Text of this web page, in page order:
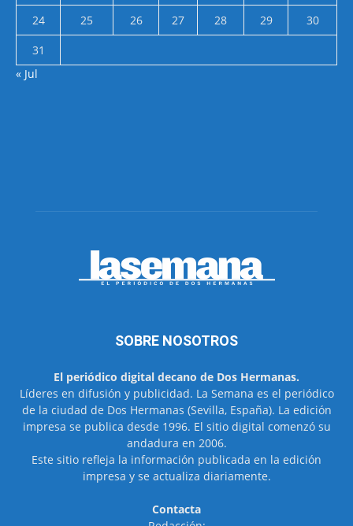
24
25 26 27 28 29
30
31
« Jul
SOBRE NOSOTROS
El periódico digital decano de Dos Hermanas.
Líderes en difusión y publicidad. La Semana es el periódico
de la ciudad de Dos Hermanas (Sevilla, España). La edición
impresa se publica desde 1996. El sitio digital comenzó su
andadura en 2006.
Este sitio refleja la información publicada en la edición
impresa y se actualiza diariamente.
Contacta